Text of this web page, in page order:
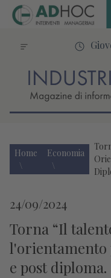
Home Economia
24/09/2024
Torna “Il
l'orientamento
e post diploma.